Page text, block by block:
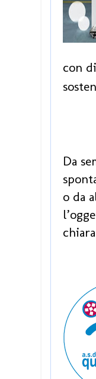
con
Da
o da
l’